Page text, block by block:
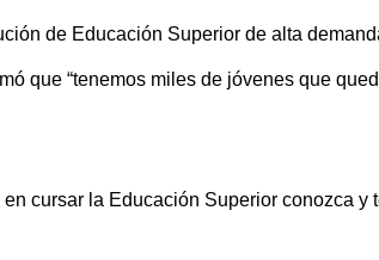
de Educación Superior de alta
que “tenemos miles de jóvenes que
cursar la Educación Superior conozca y